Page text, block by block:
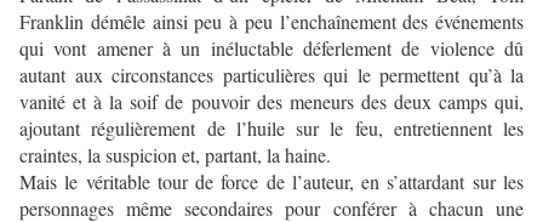
Franklin démêle ainsi peu à peu l’enchaînement des événements
qui vont amener à un inéluctable déferlement de violence dû
autant aux circonstances particulières qui le permettent qu’à la
vanité et à la soif de pouvoir des meneurs des deux camps qui,
ajoutant régulièrement de l’huile sur le feu, entretiennent les
craintes, la suspicion et, partant, la haine.
Mais le véritable tour de force de l’auteur, en s’attardant sur les
personnages même secondaires pour conférer à chacun une